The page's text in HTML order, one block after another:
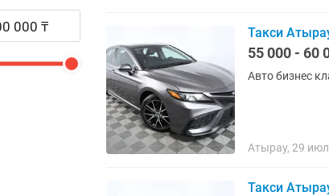
Такси
55 000 - 60
Авто бизнес
Атырау, 29
Такси